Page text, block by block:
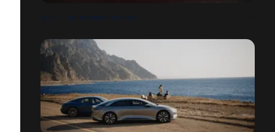
JEEP — UN MOMENT DÉCISIF